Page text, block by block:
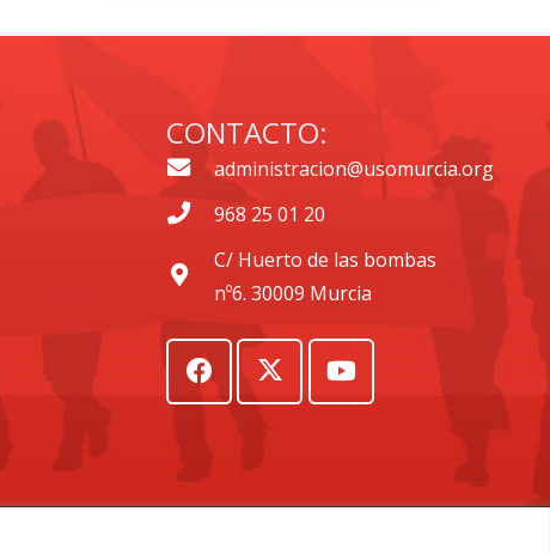
CONTACTO:
administracion@usomurcia.org
968 25 01 20
C/ Huerto de las bombas
nº6. 30009 Murcia